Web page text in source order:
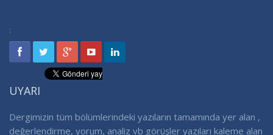
:
UYARI
Dergimizin tüm bölümlerindeki yazıların tamamında yer alan ,
değerlendirme, yorum, analiz vb görüşler yazıları kaleme alan